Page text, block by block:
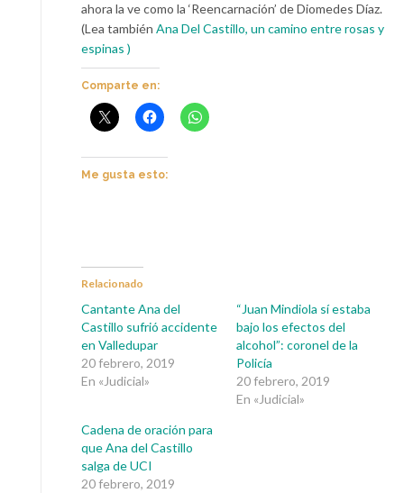
ahora la ve como la ‘Reencarnación’ de Diomedes Díaz.
(Lea también Ana Del Castillo, un camino entre rosas y
espinas )
Comparte en:
Me gusta esto:
Relacionado
Cantante Ana del
Castillo sufrió accidente
en Valledupar
20 febrero, 2019
En «Judicial»
“Juan Mindiola sí estaba
bajo los efectos del
alcohol”: coronel de la
Policía
20 febrero, 2019
En «Judicial»
Cadena de oración para
que Ana del Castillo
salga de UCI
20 febrero, 2019